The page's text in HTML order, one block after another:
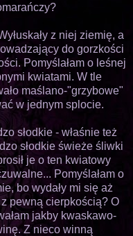
z niej ziemię, a
do gorzkości
Pomyślałam o leśnej
kwiatami. W tle
maślano-"grzybowe"
w jednym splocie.
słodkie - właśnie też
słodkie świeże śliwki
je o ten kwiatowy
Pomyślałam o
bo wydały mi się aż
pewną cierpkością? O
jakby kwaskawo-
Z nieco winną